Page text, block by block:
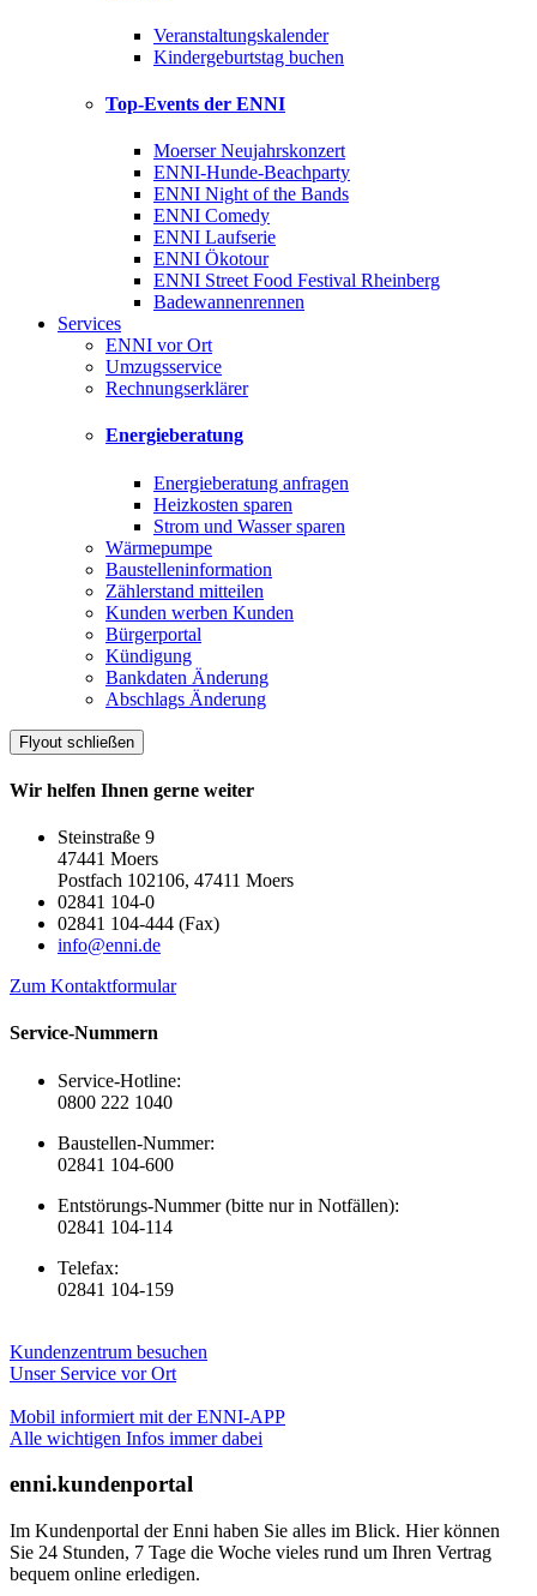
Veranstaltungskalender
Kindergeburtstag buchen
Top-Events der ENNI
Moerser Neujahrskonzert
ENNI-Hunde-Beachparty
ENNI Night of the Bands
ENNI Comedy
ENNI Laufserie
ENNI Ökotour
ENNI Street Food Festival Rheinberg
Badewannenrennen
Services
ENNI vor Ort
Umzugsservice
Rechnungserklärer
Energieberatung
Energieberatung anfragen
Heizkosten sparen
Strom und Wasser sparen
Wärmepumpe
Baustelleninformation
Zählerstand mitteilen
Kunden werben Kunden
Bürgerportal
Kündigung
Bankdaten Änderung
Abschlags Änderung
Flyout schließen
Wir helfen Ihnen gerne weiter
Steinstraße 9
47441 Moers
Postfach 102106, 47411 Moers
02841 104-0
02841 104-444 (Fax)
info@enni.de
Zum Kontaktformular
Service-Nummern
Service-Hotline:
0800 222 1040
Baustellen-Nummer:
02841 104-600
Entstörungs-Nummer (bitte nur in Notfällen):
02841 104-114
Telefax:
02841 104-159
Kundenzentrum besuchen
Unser Service vor Ort
Mobil informiert mit der ENNI-APP
Alle wichtigen Infos immer dabei
enni.kundenportal
Im Kundenportal der Enni haben Sie alles im Blick. Hier können
Sie 24 Stunden, 7 Tage die Woche vieles rund um Ihren Vertrag
bequem online erledigen.